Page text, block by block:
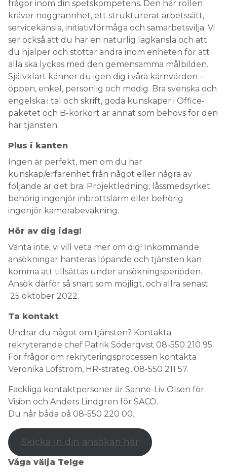
frågor inom din spetskompetens. Den här rollen
kräver noggrannhet, ett strukturerat arbetssätt,
servicekänsla, initiativförmåga och samarbetsvilja. Vi
ser också att du har en naturlig lagkänsla och att
du hjälper och stöttar andra inom enheten för att
alla ska lyckas med den gemensamma målbilden.
Självklart känner du igen dig i våra kärnvärden –
öppen, enkel, personlig och modig. Bra svenska och
engelska i tal och skrift, goda kunskaper i Office-
paketet och B-körkort är annat som behövs för den
här tjänsten.
Plus i kanten
Ingen är perfekt, men om du har
kunskap/erfarenhet från något eller några av
följande är det bra: Projektledning; låssmedsyrket;
behörig ingenjör inbrottslarm eller behörig
ingenjör kamerabevakning.
Hör av dig idag!
Vänta inte, vi vill veta mer om dig! Inkommande
ansökningar hanteras löpande och tjänsten kan
komma att tillsättas under ansökningsperioden.
Ansök därför så snart som möjligt, och allra senast
25 oktober 2022.
Ta kontakt
Undrar du något om tjänsten? Kontakta
rekryterande chef Patrik Söderqvist 08-550 210 95.
För frågor om rekryteringsprocessen kontakta
Veronika Löfström, HR-strateg, 08-550 211 57.
Fackliga kontaktpersoner är Sanne-Liv Olsen för
Vision och Anders Lindgren för SACO.
Du når båda på 08-550 220 00.
Skicka in din ansökan här
Våga välja Telge